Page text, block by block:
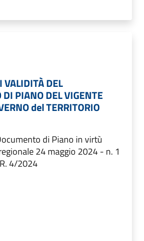
VALIDITÀ DEL
PIANO DEL VIGENTE
del TERRITORIO
di Piano in virtù
24 maggio 2024 - n. 1
4/2024